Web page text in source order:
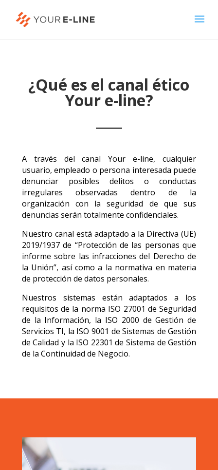
¿Qué es el canal ético
Your e-line?
A través del canal Your e-line, cualquier
usuario, empleado o persona interesada puede
denunciar posibles delitos o conductas
irregulares observadas dentro de la
organización con la seguridad de que sus
denuncias serán totalmente confidenciales.
Nuestro canal está adaptado a la Directiva (UE)
2019/1937 de “Protección de las personas que
informe sobre las infracciones del Derecho de
la Unión”, así como a la normativa en materia
de protección de datos personales.
Nuestros sistemas están adaptados a los
requisitos de la norma ISO 27001 de Seguridad
de la Información, la ISO 2000 de Gestión de
Servicios TI, la ISO 9001 de Sistemas de Gestión
de Calidad y la ISO 22301 de Sistema de Gestión
de la Continuidad de Negocio.